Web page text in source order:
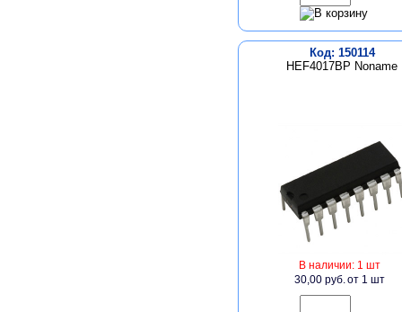
Код: 150114
HEF4017BP Noname
В наличии: 1 шт
30,00 руб.от 1 шт